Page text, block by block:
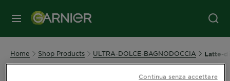
MENU
Home Shop Products ULTRA-DOLCE-BAGNODOCCIA Latte-
Continua senza accettare